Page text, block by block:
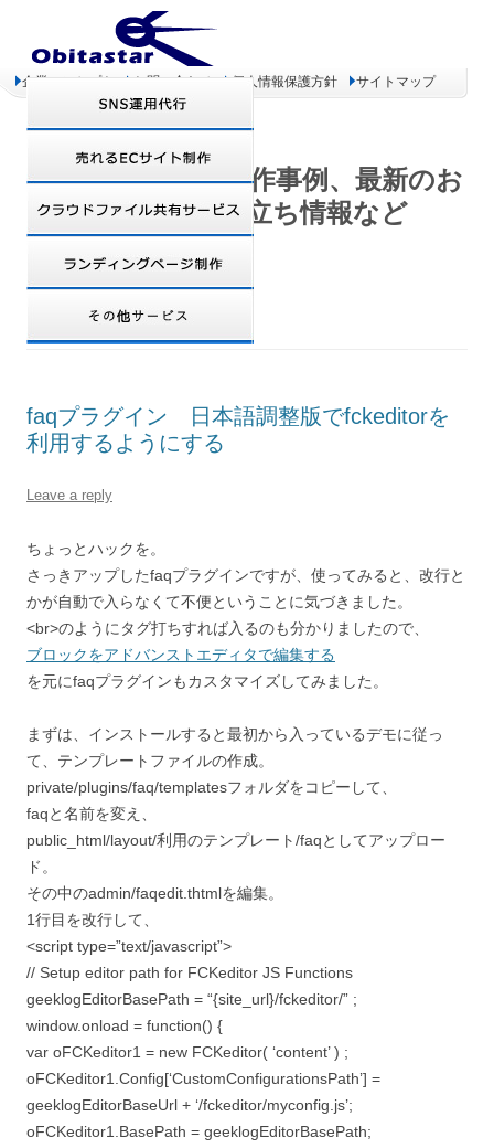
企業コンセプト お問い合わせ 個人情報保護方針 サイトマップ
オビタスター 制作事例、最新のお
得情報、お役立ち情報など
MONTHLY ARCHIVES: 8月 2008
faqプラグイン 日本語調整版でfckeditorを
利用するようにする
Leave a reply
ちょっとハックを。
さっきアップしたfaqプラグインですが、使ってみると、改行と
かが自動で入らなくて不便ということに気づきました。
<br>のようにタグ打ちすれば入るのも分かりましたので、
ブロックをアドバンストエディタで編集する
を元にfaqプラグインもカスタマイズしてみました。
まずは、インストールすると最初から入っているデモに従っ
て、テンプレートファイルの作成。
private/plugins/faq/templatesフォルダをコピーして、
faqと名前を変え、
public_html/layout/利用のテンプレート/faqとしてアップロー
ド。
その中のadmin/faqedit.thtmlを編集。
1行目を改行して、
<script type=”text/javascript”>
// Setup editor path for FCKeditor JS Functions
geeklogEditorBasePath = “{site_url}/fckeditor/” ;
window.onload = function() {
var oFCKeditor1 = new FCKeditor( ‘content’ ) ;
oFCKeditor1.Config[‘CustomConfigurationsPath’] =
geeklogEditorBaseUrl + ‘/fckeditor/myconfig.js’;
oFCKeditor1.BasePath = geeklogEditorBasePath;